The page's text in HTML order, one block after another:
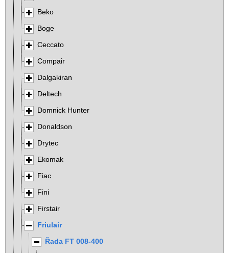
Beko
Boge
Ceccato
Compair
Dalgakiran
Deltech
Domnick Hunter
Donaldson
Drytec
Ekomak
Fiac
Fini
Firstair
Friulair
Řada FT 008-400